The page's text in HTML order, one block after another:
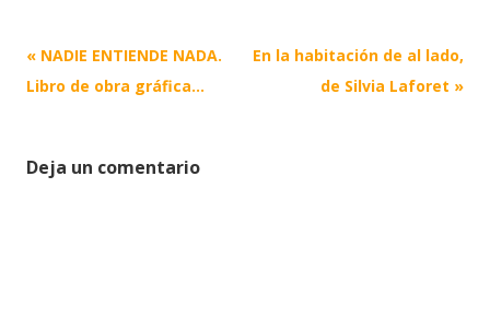
Post
navigation
« NADIE ENTIENDE NADA.
Libro de obra gráfica…
En la habitación de al lado,
de Silvia Laforet »
Deja un comentario